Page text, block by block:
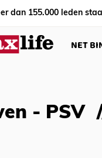
dan 155.000 leden
NET
- PSV